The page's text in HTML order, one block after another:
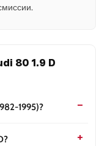
80 1.9 D
1995)?